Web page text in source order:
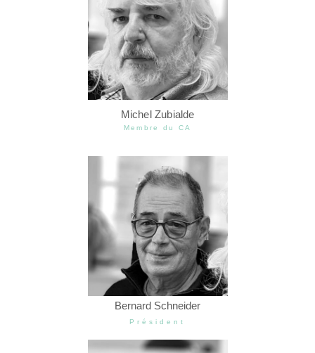
Michel Zubialde
Membre du CA
Bernard Schneider
Président